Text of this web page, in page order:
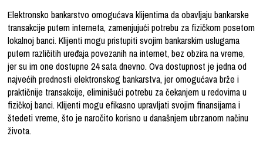
Elektronsko bankarstvo omogućava klijentima da obavljaju bankarske
transakcije putem interneta, zamenjujući potrebu za fizičkom posetom
lokalnoj banci. Klijenti mogu pristupiti svojim bankarskim uslugama
putem različitih uređaja povezanih na internet, bez obzira na vreme,
jer su im one dostupne 24 sata dnevno. Ova dostupnost je jedna od
najvećih prednosti elektronskog bankarstva, jer omogućava brže i
praktičnije transakcije, eliminišući potrebu za čekanjem u redovima u
fizičkoj banci. Klijenti mogu efikasno upravljati svojim finansijama i
štedeti vreme, što je naročito korisno u današnjem ubrzanom načinu
života.